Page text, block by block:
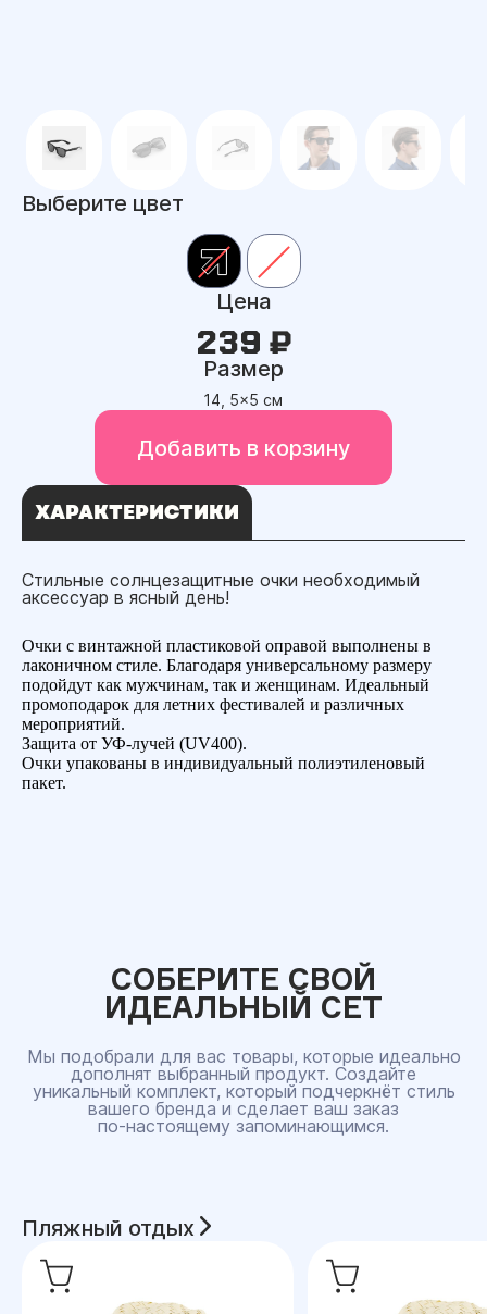
Выберите цвет
Цена
239 ₽
Размер
14, 5x5 см
Добавить в корзину
ХАРАКТЕРИСТИКИ
Стильные солнцезащитные очки необходимый
аксессуар в ясный день!
Очки с винтажной пластиковой оправой выполнены в
лаконичном стиле. Благодаря универсальному размеру
подойдут как мужчинам, так и женщинам. Идеальный
промоподарок для летних фестивалей и различных
мероприятий.
Защита от УФ-лучей (UV400).
Очки упакованы в индивидуальный полиэтиленовый
пакет.
СОБЕРИТЕ СВОЙ
ИДЕАЛЬНЫЙ СЕТ
Мы подобрали для вас товары, которые идеально
дополнят выбранный продукт. Создайте
уникальный комплект, который подчеркнёт стиль
вашего бренда и сделает ваш заказ
по‑настоящему запоминающимся.
Пляжный отдых